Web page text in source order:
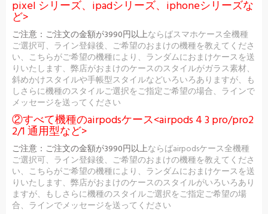
pixel シリーズ、ipadシリーズ、iphoneシリーズな
ど>
ご注意： ご注文の金額が3990円以上ならばスマホケース全機種
ご選択可、ライン登録後、ご希望のおまけの機種を教えてくださ
い、こちらがご希望の機種により、ランダムにおまけケースを送
りいたします、弊店がおまけのケースのスタイルがガラス素材、
斜めかけスタイルや手帳型スタイルなどいろいろありますが、も
しさらに機種のスタイルご選択をご指定ご希望の場合、ラインで
メッセージを送ってください
②すべて機種のairpodsケース<airpods 4 3 pro/pro2
2/1 通用型など>
ご注意： ご注文の金額が3990円以上ならばairpodsケース全機種
ご選択可、ライン登録後、ご希望のおまけの機種を教えてくださ
い、こちらがご希望の機種により、ランダムにおまけケースを送
りいたします、弊店がおまけのケースのスタイルがいろいろあり
ますが、もしさらに機種のスタイルご選択をご指定ご希望の場
合、ラインでメッセージを送ってください